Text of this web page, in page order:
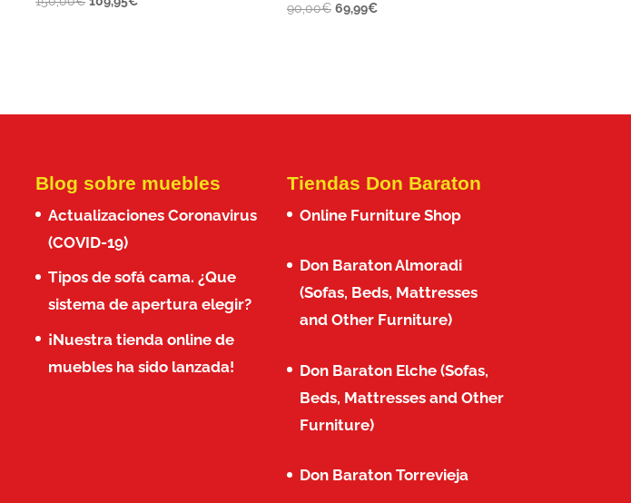
90,00€ El
69,99€El
Blog sobre muebles
Actualizaciones Coronavirus
(COVID-19)
Tipos de sofá cama. ¿Que
sistema de apertura elegir?
¡Nuestra tienda online de
muebles ha sido lanzada!
Tiendas Don Baraton
Online Furniture Shop
Don Baraton Almoradi
(Sofas, Beds, Mattresses
and Other Furniture)
Don Baraton Elche (Sofas,
Beds, Mattresses and Other
Furniture)
Don Baraton Torrevieja